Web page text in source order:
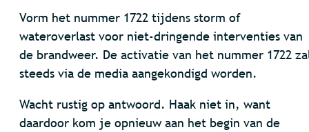
Vorm het nummer 1722 tijdens storm of
wateroverlast voor niet-dringende interventies van
de brandweer. De activatie van het nummer 1722
steeds via de media aangekondigd worden.
Wacht rustig op antwoord. Haak niet in, want
daardoor kom je opnieuw aan het begin van de